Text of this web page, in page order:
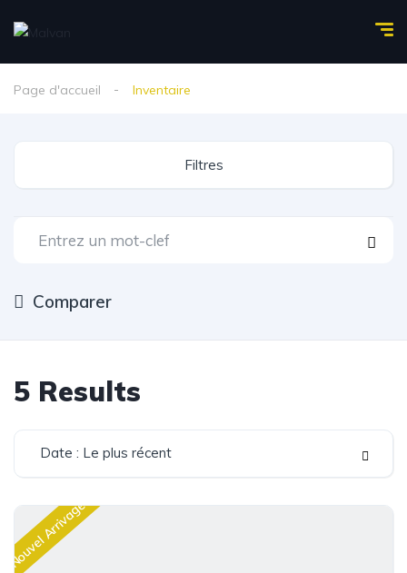
Page d'accueil Inventaire
Filtres
Comparer
5 Results
Date : Le plus récent
Nouvel Arrivage